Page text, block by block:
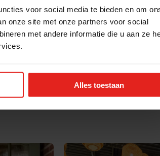
voor social media te bieden en om
onze site met onze partners voor social
met andere informatie die u aan ze
Alles toestaan
dat als jongeren zich inzetten, er
Mooie Boules en Peakz
realiseren. Want zoals